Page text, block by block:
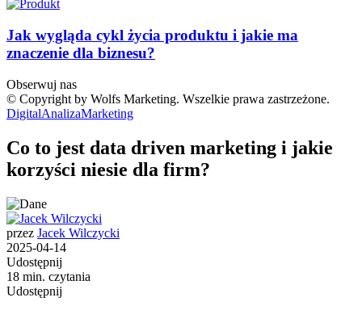
Jak wygląda cykl życia produktu i jakie ma
znaczenie dla biznesu?
Obserwuj nas
© Copyright by Wolfs Marketing. Wszelkie prawa zastrzeżone.
DigitalAnalizaMarketing
Co to jest data driven marketing i jakie
korzyści niesie dla firm?
przez Jacek Wilczycki
2025-04-14
Udostępnij
18 min. czytania
Udostępnij